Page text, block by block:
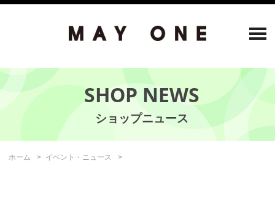
SHOP NEWS
ホーム イベント・ニュース